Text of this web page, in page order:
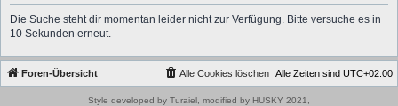
Die Suche steht dir momentan leider nicht zur Verfügung. Bitte versuche es in
10 Sekunden erneut.
Foren-Übersicht Alle Zeiten sind UTC+02:00
Alle Cookies löschen
Style developed by Turaiel, modified by HUSKY 2021,